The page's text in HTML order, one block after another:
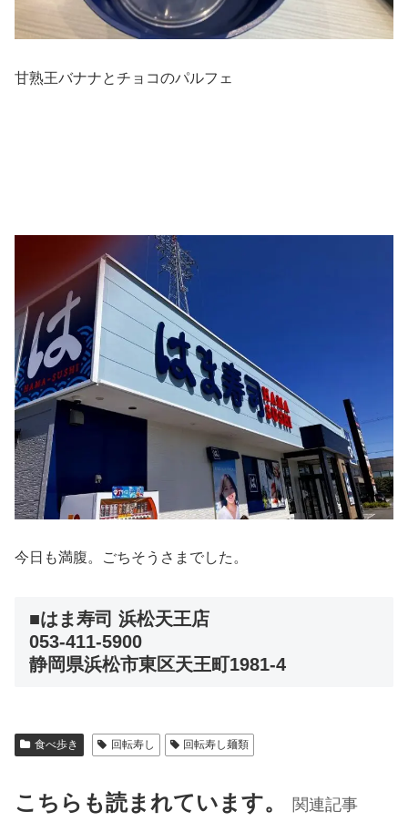
甘熟王バナナとチョコのパルフェ
今日も満腹。ごちそうさまでした。
■はま寿司 浜松天王店
053-411-5900
静岡県浜松市東区天王町1981-4
食べ歩き 回転寿し 回転寿し麺類
こちらも読まれています。 関連記事